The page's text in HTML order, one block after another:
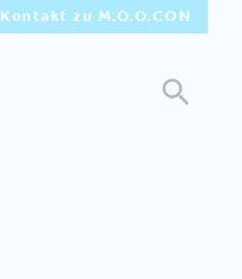
Kontakt zu M.O.O.CON